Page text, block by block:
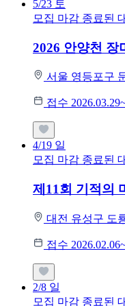
5/23 토
모집 마감 종료된
2026 안양천 장
서울 영등포구
접수
4/19 일
모집 마감 종료된
제11회 기적의
대전 유성구 도
접수
2/8 일
모집 마감 종료된